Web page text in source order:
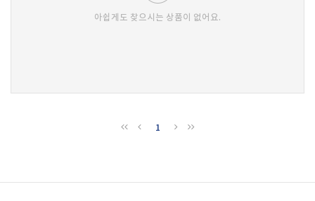
아쉽게도 찾으시는 상품이 없어요.
1